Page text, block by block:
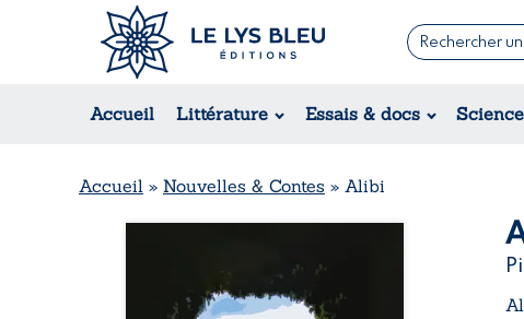
Accueil Littérature Essais & docs
Romans
Suspense / Thriller / Policier
Romance
Accueil » Nouvelles & Contes » Alibi